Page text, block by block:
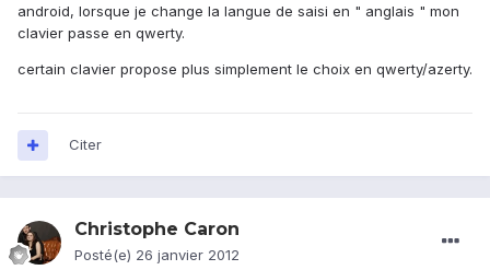
android, lorsque je change la langue de saisi en " anglais " mon
clavier passe en qwerty.
certain clavier propose plus simplement le choix en qwerty/azerty.
Citer
Christophe Caron
Posté(e) 26 janvier 2012